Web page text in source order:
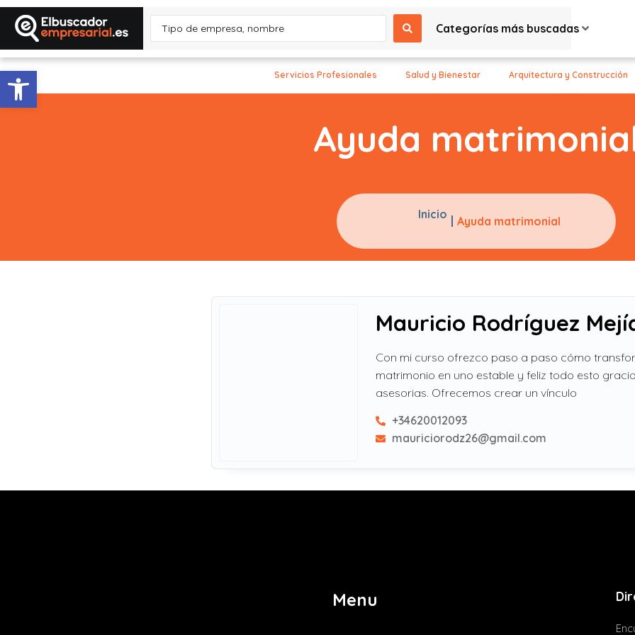
Abrir barra de herramientas
Categorías más buscadas
Servicios Profesionales Salud y Bienestar Arquitectura y Construcción
Ayuda
Inicio Ayuda matrimonial
Mauricio Rodríguez
Con mi curso ofrezco paso a paso cómo
matrimonio en uno estable y feliz todo esto
asesorias. Ofrecemos crear un vínculo
+34620012093
mauriciorodz26@gmail.com
Menu